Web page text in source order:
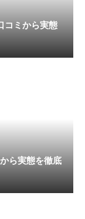
コミから実態
ら実態を徹底